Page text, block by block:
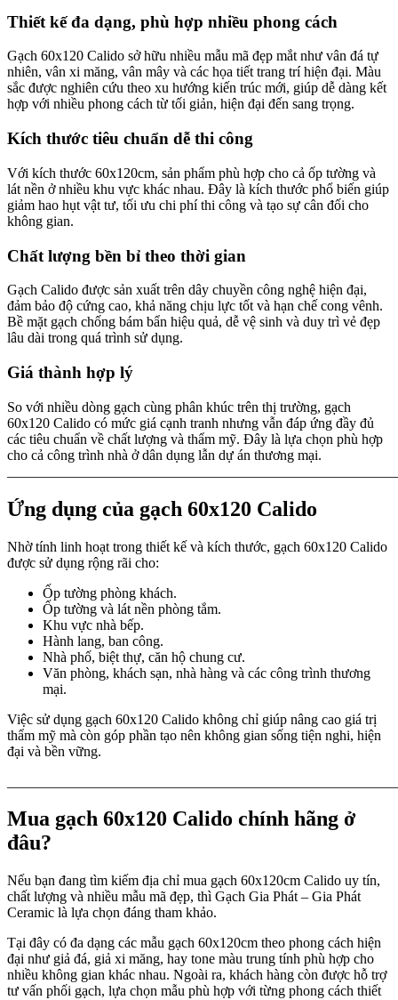
Thiết kế đa dạng, phù hợp nhiều phong cách
Gạch 60x120 Calido sở hữu nhiều mẫu mã đẹp mắt như vân đá tự
nhiên, vân xi măng, vân mây và các họa tiết trang trí hiện đại. Màu
sắc được nghiên cứu theo xu hướng kiến trúc mới, giúp dễ dàng kết
hợp với nhiều phong cách từ tối giản, hiện đại đến sang trọng.
Kích thước tiêu chuẩn dễ thi công
Với kích thước 60x120cm, sản phẩm phù hợp cho cả ốp tường và
lát nền ở nhiều khu vực khác nhau. Đây là kích thước phổ biến giúp
giảm hao hụt vật tư, tối ưu chi phí thi công và tạo sự cân đối cho
không gian.
Chất lượng bền bỉ theo thời gian
Gạch Calido được sản xuất trên dây chuyền công nghệ hiện đại,
đảm bảo độ cứng cao, khả năng chịu lực tốt và hạn chế cong vênh.
Bề mặt gạch chống bám bẩn hiệu quả, dễ vệ sinh và duy trì vẻ đẹp
lâu dài trong quá trình sử dụng.
Giá thành hợp lý
So với nhiều dòng gạch cùng phân khúc trên thị trường, gạch
60x120 Calido có mức giá cạnh tranh nhưng vẫn đáp ứng đầy đủ
các tiêu chuẩn về chất lượng và thẩm mỹ. Đây là lựa chọn phù hợp
cho cả công trình nhà ở dân dụng lẫn dự án thương mại.
Ứng dụng của gạch 60x120 Calido
Nhờ tính linh hoạt trong thiết kế và kích thước, gạch 60x120 Calido
được sử dụng rộng rãi cho:
Ốp tường phòng khách.
Ốp tường và lát nền phòng tắm.
Khu vực nhà bếp.
Hành lang, ban công.
Nhà phố, biệt thự, căn hộ chung cư.
Văn phòng, khách sạn, nhà hàng và các công trình thương
mại.
Việc sử dụng gạch 60x120 Calido không chỉ giúp nâng cao giá trị
thẩm mỹ mà còn góp phần tạo nên không gian sống tiện nghi, hiện
đại và bền vững.
Mua gạch 60x120 Calido chính hãng ở
đâu?
Nếu bạn đang tìm kiếm địa chỉ mua gạch 60x120cm Calido uy tín,
chất lượng và nhiều mẫu mã đẹp, thì Gạch Gia Phát – Gia Phát
Ceramic là lựa chọn đáng tham khảo.
Tại đây có đa dạng các mẫu gạch 60x120cm theo phong cách hiện
đại như giả đá, giả xi măng, hay tone màu trung tính phù hợp cho
nhiều không gian khác nhau. Ngoài ra, khách hàng còn được hỗ trợ
tư vấn phối gạch, lựa chọn mẫu phù hợp với từng phong cách thiết